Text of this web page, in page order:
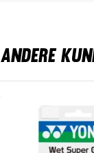
ANDERE